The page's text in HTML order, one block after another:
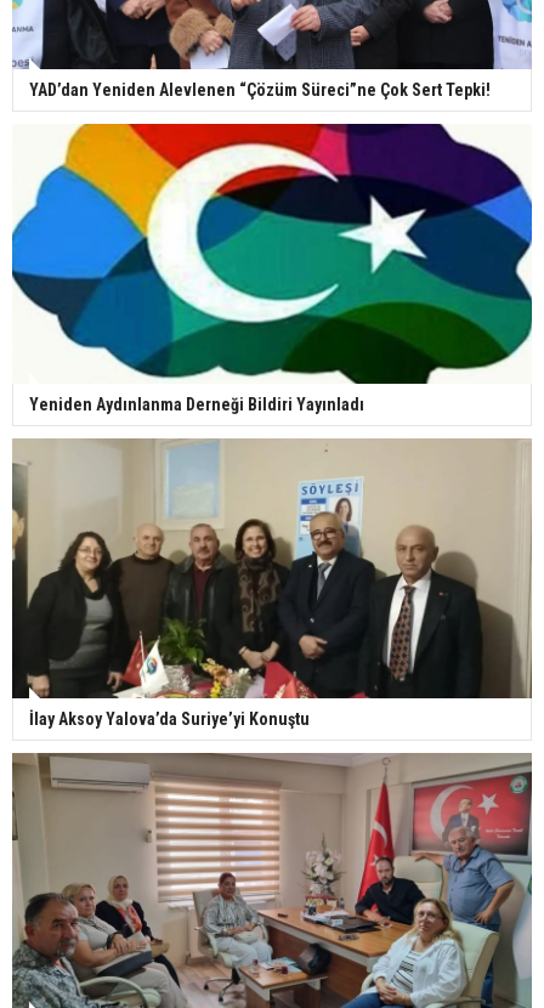
YAD’dan Yeniden Alevlenen “Çözüm Süreci”ne Çok Sert Tepki!
Yeniden Aydınlanma Derneği Bildiri Yayınladı
İlay Aksoy Yalova’da Suriye’yi Konuştu